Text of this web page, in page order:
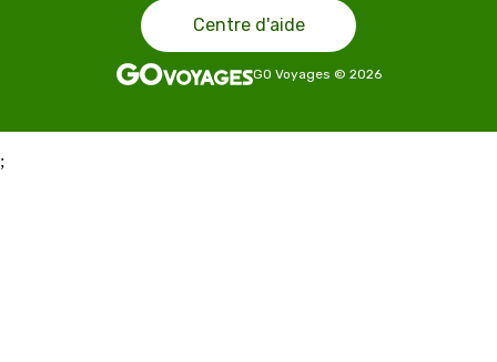
Centre d'aide
GO Voyages © 2026
;